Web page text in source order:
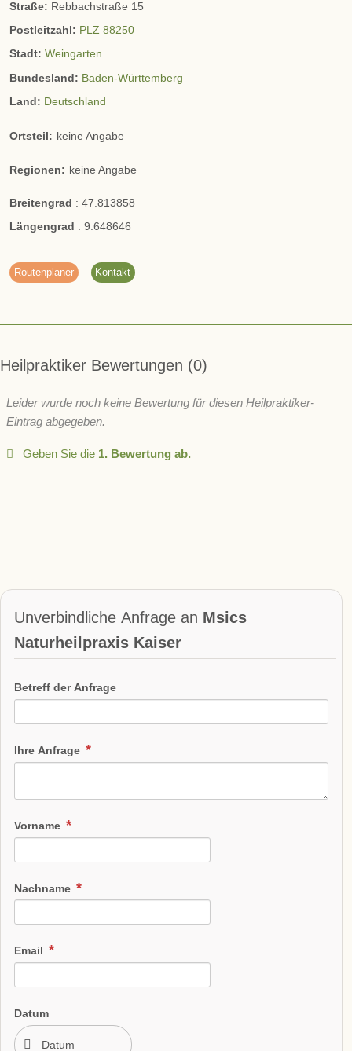
Straße: Rebbachstraße 15
Postleitzahl: PLZ 88250
Stadt: Weingarten
Bundesland: Baden-Württemberg
Land: Deutschland
Ortsteil: keine Angabe
Regionen: keine Angabe
Breitengrad : 47.813858
Längengrad : 9.648646
Routenplaner Kontakt
Heilpraktiker Bewertungen 0
Leider wurde noch keine Bewertung für diesen Heilpraktiker-
Eintrag abgegeben.
Geben Sie die 1. Bewertung ab.
Unverbindliche Anfrage an Msics
Naturheilpraxis Kaiser
Betreff der Anfrage
Ihre Anfrage
Vorname
Nachname
Email
Datum